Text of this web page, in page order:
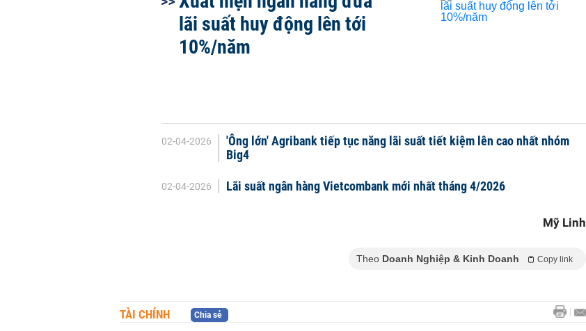
lãi suất huy động lên tới
10%/năm
02-04-2026
'Ông lớn' Agribank tiếp tục năng lãi suất tiết kiệm lên cao nhất nhóm
Big4
02-04-2026 Lãi suất ngân hàng Vietcombank mới nhất tháng 4/2026
Mỹ Linh
Theo Doanh Nghiệp & Kinh Doanh Copy link
TÀI CHÍNH Chia sẻ